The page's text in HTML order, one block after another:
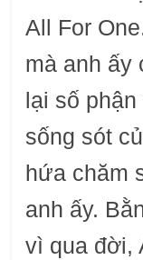
All For
mà anh ấy
lại số
sống sót
hứa chăm
anh ấy.
vì qua đời,